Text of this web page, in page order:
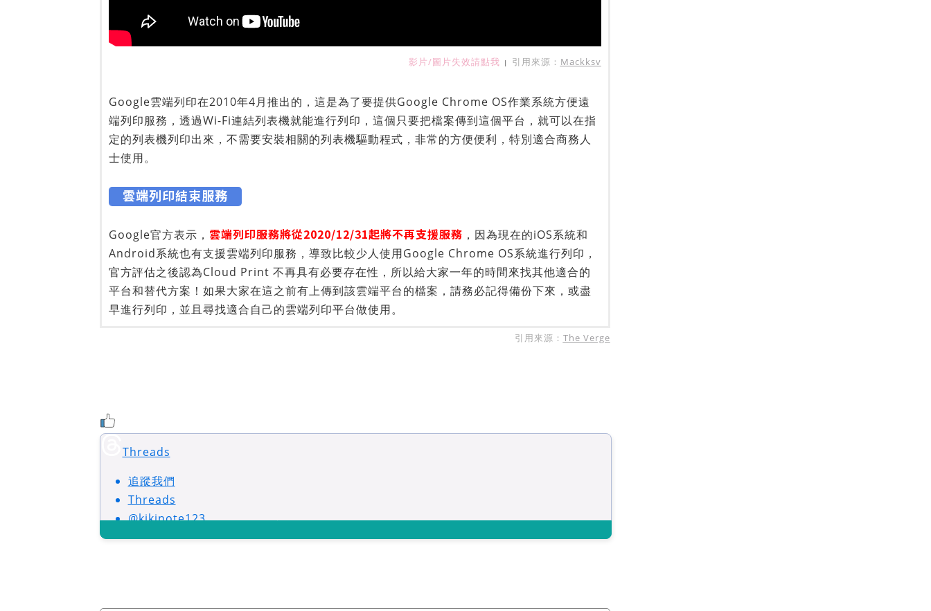
影片/圖片失效請點我 | 引用來源： Mackksv
Google雲端列印在2010年4月推出的，這是為了要提供Google Chrome OS作業系統方便遠
端列印服務，透過Wi-Fi連結列表機就能進行列印，這個只要把檔案傳到這個平台，就可以在指
定的列表機列印出來，不需要安裝相關的列表機驅動程式，非常的方便便利，特別適合商務人
士使用。
雲端列印結束服務
Google官方表示， 雲端列印服務將從2020/12/31起將不再支援服務 ，因為現在的iOS系統和
Android系統也有支援雲端列印服務，導致比較少人使用Google Chrome OS系統進行列印，
官方評估之後認為Cloud Print 不再具有必要存在性，所以給大家一年的時間來找其他適合的
平台和替代方案！如果大家在這之前有上傳到該雲端平台的檔案，請務必記得備份下來，或盡
早進行列印，並且尋找適合自己的雲端列印平台做使用。
引用來源： The Verge
Threads
追蹤我們
Threads
@kikinote123